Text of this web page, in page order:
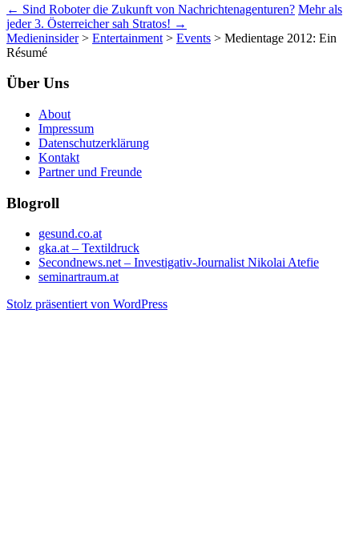
Beitrags-
Navigation
← Sind Roboter die Zukunft von Nachrichtenagenturen? Mehr als
jeder 3. Österreicher sah Stratos! →
Medieninsider> Entertainment > Events > Medientage 2012: Ein
Résumé
Über Uns
About
Impressum
Datenschutzerklärung
Kontakt
Partner und Freunde
Blogroll
gesund.co.at
gka.at – Textildruck
Secondnews.net – Investigativ-Journalist Nikolai Atefie
seminartraum.at
Stolz präsentiert von WordPress